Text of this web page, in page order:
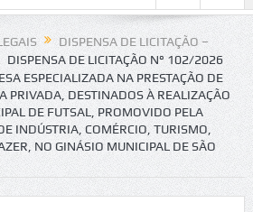
DISPENSA DE LICITAÇÃO –
DISPENSA DE LICITAÇÃO N° 102/2026
ESPECIALIZADA NA PRESTAÇÃO DE
PRIVADA, DESTINADOS À REALIZAÇÃO
DE FUTSAL, PROMOVIDO PELA
INDÚSTRIA, COMÉRCIO, TURISMO,
NO GINÁSIO MUNICIPAL DE SÃO